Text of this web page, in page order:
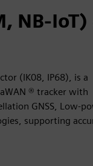
NB-IoT)
(IK08, IP68), is a
® tracker with
GNSS, Low-
supporting